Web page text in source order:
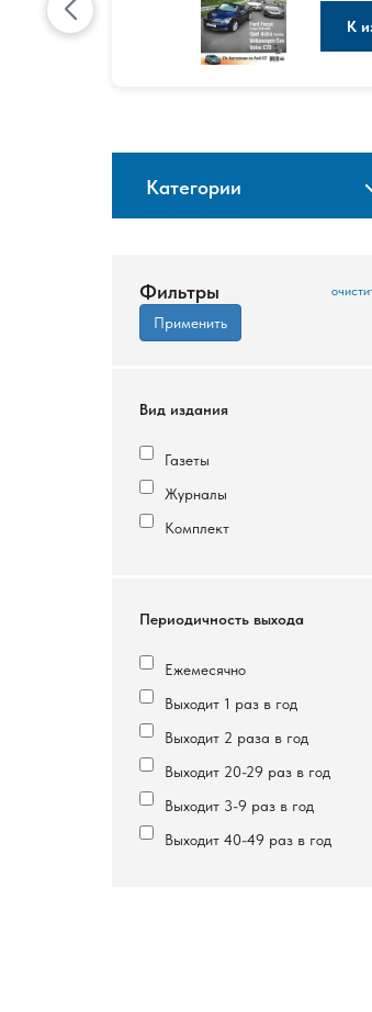
К
Категории
Фильтры
Вид издания
Газеты
Журналы
Комплект
Периодичность выхода
Ежемесячно
Выходит 1 раз в год
Выходит 2 раза в год
Выходит 20-29 раз в год
Выходит 3-9 раз в год
Выходит 40-49 раз в год